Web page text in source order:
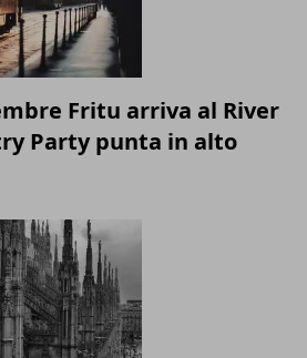
Fritu arriva al River
Party punta in alto